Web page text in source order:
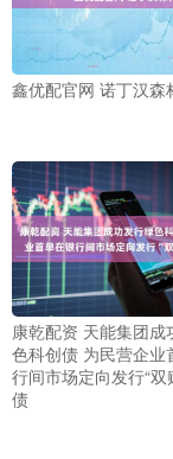
鑫优配官网 诺丁汉森
康乾配资 天能集团成
色科创债 为民营企业
行间市场定向发行“双
债